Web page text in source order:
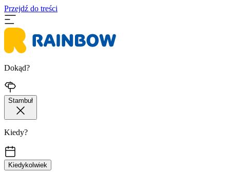
Przejdź do treści
Dokąd?
Stambuł
Kiedy?
Kiedykolwiek